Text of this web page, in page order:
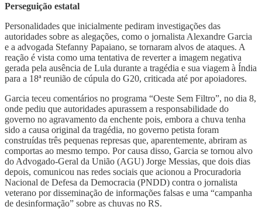
Perseguição estatal
Personalidades que inicialmente pediram investigações das
autoridades sobre as alegações, como o jornalista Alexandre Garcia
e a advogada Stefanny Papaiano, se tornaram alvos de ataques. A
reação é vista como uma tentativa de reverter a imagem negativa
gerada pela ausência de Lula durante a tragédia e sua viagem à Índia
para a 18ª reunião de cúpula do G20, criticada até por apoiadores.
Garcia teceu comentários no programa “Oeste Sem Filtro”, no dia 8,
onde pediu que autoridades apurassem a responsabilidade do
governo no agravamento da enchente pois, embora a chuva tenha
sido a causa original da tragédia, no governo petista foram
construídas três pequenas represas que, aparentemente, abriram as
comportas ao mesmo tempo. Por causa disso, Garcia se tornou alvo
do Advogado-Geral da União (AGU) Jorge Messias, que dois dias
depois, comunicou nas redes sociais que acionou a Procuradoria
Nacional de Defesa da Democracia (PNDD) contra o jornalista
veterano por disseminação de informações falsas e uma “campanha
de desinformação” sobre as chuvas no RS.